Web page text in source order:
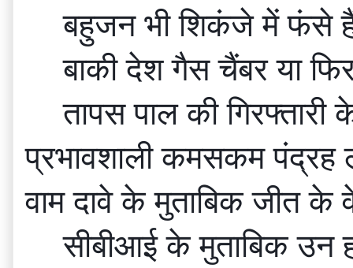
बहुजन भी शिकंजे में फंसे
बाकी देश गैस चैंबर या
तापस पाल की
प्रभावशाली कमसकम पंद्रह
वाम दावे के मुताबिक जीत के
सीबीआई के मुताबिक उन